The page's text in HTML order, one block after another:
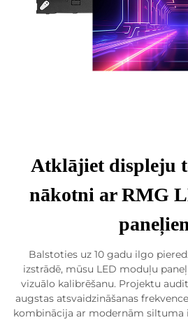
Atklājiet displeju
nākotni ar RMG
Balstoties uz 10 gadu ilgo
izstrādē, mūsu LED moduļu
vizuālo kalibrēšanu. Projektu
augstas atsvaidzināšanas
kombinācija ar modernām siltuma